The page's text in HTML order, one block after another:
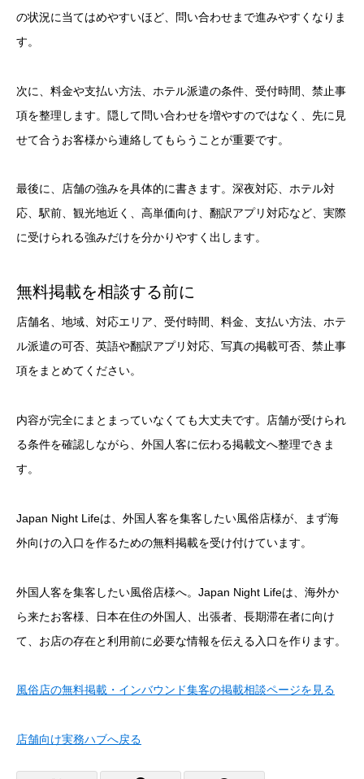
の状況に当てはめやすいほど、問い合わせまで進みやすくなりま
す。
次に、料金や支払い方法、ホテル派遣の条件、受付時間、禁止事
項を整理します。隠して問い合わせを増やすのではなく、先に見
せて合うお客様から連絡してもらうことが重要です。
最後に、店舗の強みを具体的に書きます。深夜対応、ホテル対
応、駅前、観光地近く、高単価向け、翻訳アプリ対応など、実際
に受けられる強みだけを分かりやすく出します。
無料掲載を相談する前に
店舗名、地域、対応エリア、受付時間、料金、支払い方法、ホテ
ル派遣の可否、英語や翻訳アプリ対応、写真の掲載可否、禁止事
項をまとめてください。
内容が完全にまとまっていなくても大丈夫です。店舗が受けられ
る条件を確認しながら、外国人客に伝わる掲載文へ整理できま
す。
Japan Night Lifeは、外国人客を集客したい風俗店様が、まず海
外向けの入口を作るための無料掲載を受け付けています。
外国人客を集客したい風俗店様へ。Japan Night Lifeは、海外か
ら来たお客様、日本在住の外国人、出張者、長期滞在者に向け
て、お店の存在と利用前に必要な情報を伝える入口を作ります。
風俗店の無料掲載・インバウンド集客の掲載相談ページを見る
店舗向け実務ハブへ戻る